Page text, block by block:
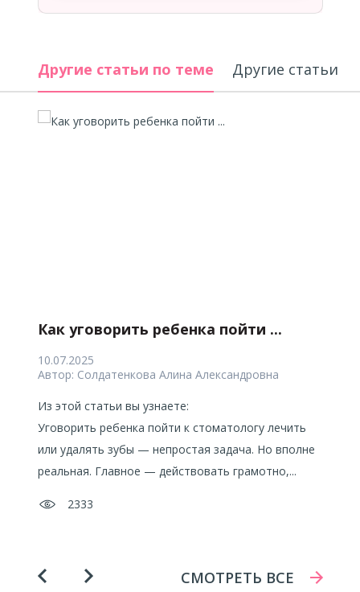
Другие статьи по теме Другие статьи
Как уговорить ребенка пойти ...
10.07.2025
Автор: Солдатенкова Алина Александровна
Из этой статьи вы узнаете:
Уговорить ребенка пойти к стоматологу лечить
или удалять зубы — непростая задача. Но вполне
реальная. Главное — действовать грамотно,...
2333
СМОТРЕТЬ ВСЕ
Как уговорить ребенка пойти ...
10.07.2025
Автор: Солдатенкова Алина Александровна
Из этой статьи вы узнаете:
Уговорить ребенка пойти к стоматологу лечить
или удалять зубы — непростая задача. Но вполне
реальная. Главное — действовать грамотно,...
2333
СМОТРЕТЬ ВСЕ